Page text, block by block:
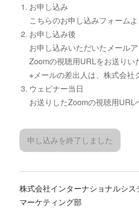
お申し込み
こちらのお申し込みフォーム
お申し込み後
お申し込みいただいたメール
Zoomの視聴用URLをお送りい
※メールの差出人は、株式会社
ウェビナー当日
お送りしたZoomの視聴用URL
申し込みを終了しました
株式会社インターナショナルシス
マーケティング部